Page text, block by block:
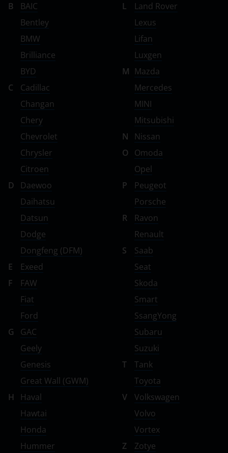
B
BAIC
Bentley
BMW
Brilliance
BYD
C
Cadillac
Changan
Chery
Chevrolet
Chrysler
Citroen
D
Daewoo
Daihatsu
Datsun
Dodge
Dongfeng (DFM)
E
Exeed
F
FAW
Fiat
Ford
G
GAC
Geely
Genesis
Great Wall (GWM)
H
Haval
Hawtai
Honda
Hummer
L
Land Rover
Lexus
Lifan
Luxgen
M Mazda
Mercedes
MINI
Mitsubishi
N
Nissan
O
Omoda
Opel
P
Peugeot
Porsche
R
Ravon
Renault
S
Saab
Seat
Skoda
Smart
SsangYong
Subaru
Suzuki
T
Tank
Toyota
V
Volkswagen
Volvo
Vortex
Z
Zotye